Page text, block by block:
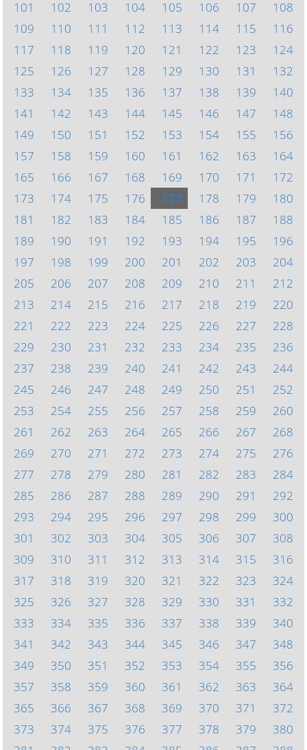
101
102 103 104 105 106 107
108
109
110 111 112 113 114 115
116
117
118 119 120 121 122 123
124
125
126 127 128 129 130 131
132
133
134 135 136 137 138 139
140
141
142 143 144 145 146 147
148
149
150 151 152 153 154 155
156
157
158 159 160 161 162 163
164
165
166 167 168 169 170 171
172
173
174 175 176 177 178 179
180
181
182 183 184 185 186 187
188
189
190 191 192 193 194 195
196
197
198 199 200 201 202 203
204
205
206 207 208 209 210 211
212
213
214 215 216 217 218 219
220
221
222 223 224 225 226 227
228
229
230 231 232 233 234 235
236
237
238 239 240 241 242 243
244
245
246 247 248 249 250 251
252
253
254 255 256 257 258 259
260
261
262 263 264 265 266 267
268
269
270 271 272 273 274 275
276
277
278 279 280 281 282 283
284
285
286 287 288 289 290 291
292
293
294 295 296 297 298 299
300
301
302 303 304 305 306 307
308
309
310 311 312 313 314 315
316
317
318 319 320 321 322 323
324
325
326 327 328 329 330 331
332
333
334 335 336 337 338 339
340
341
342 343 344 345 346 347
348
349
350 351 352 353 354 355
356
357
358 359 360 361 362 363
364
365
366 367 368 369 370 371
372
373
374 375 376 377 378 379
380